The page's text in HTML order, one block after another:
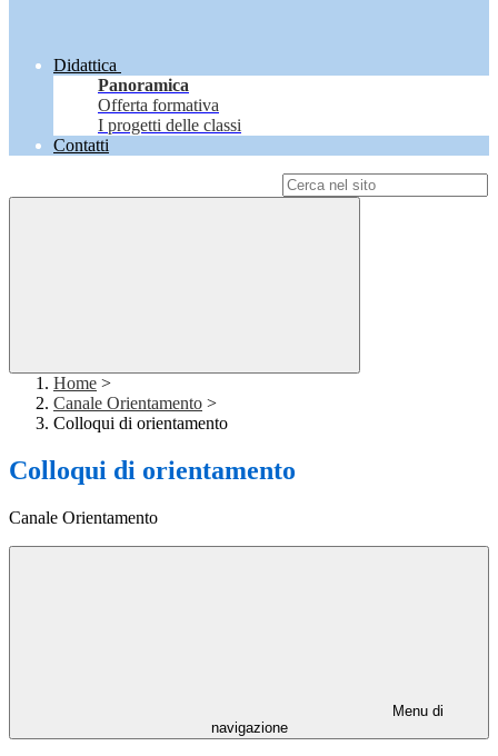
Didattica
Panoramica
Offerta formativa
I progetti delle classi
Contatti
Home >
Canale Orientamento >
Colloqui di orientamento
Colloqui di orientamento
Canale Orientamento
Menu di
navigazione